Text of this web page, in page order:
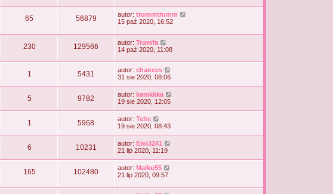
65 56879 autor: trummtrumm
15 paź 2020, 16:52
230 129566 autor: Trumfa
14 paź 2020, 11:08
1 5431 autor: chances
31 sie 2020, 08:06
5 9782 autor: kamkkka
19 sie 2020, 12:05
1 5968 autor: Telte
19 sie 2020, 08:43
6 10231 autor: Emi3241
21 lip 2020, 11:19
165 102480 autor: Malku55
21 lip 2020, 09:57